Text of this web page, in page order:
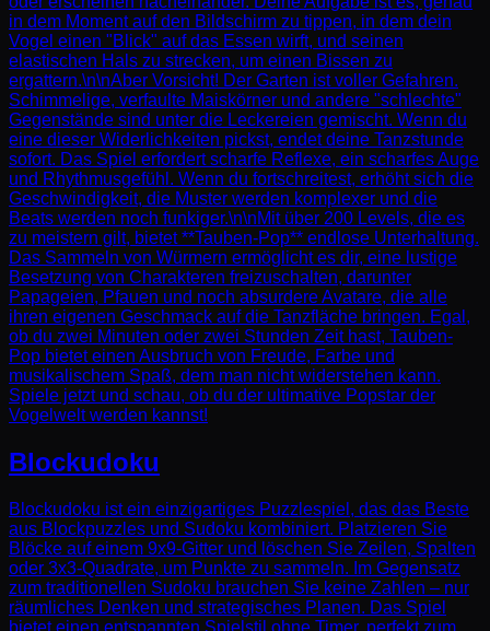
in dem Moment auf den Bildschirm zu tippen, in dem dein
Vogel einen "Blick" auf das Essen wirft, und seinen
elastischen Hals zu strecken, um einen Bissen zu
ergattern.\n\nAber Vorsicht! Der Garten ist voller Gefahren.
Schimmelige, verfaulte Maiskörner und andere "schlechte"
Gegenstände sind unter die Leckereien gemischt. Wenn du
eine dieser Widerlichkeiten pickst, endet deine Tanzstunde
sofort. Das Spiel erfordert scharfe Reflexe, ein scharfes Auge
und Rhythmusgefühl. Wenn du fortschreitest, erhöht sich die
Geschwindigkeit, die Muster werden komplexer und die
Beats werden noch funkiger.\n\nMit über 200 Levels, die es
zu meistern gilt, bietet **Tauben-Pop** endlose Unterhaltung.
Das Sammeln von Würmern ermöglicht es dir, eine lustige
Besetzung von Charakteren freizuschalten, darunter
Papageien, Pfauen und noch absurdere Avatare, die alle
ihren eigenen Geschmack auf die Tanzfläche bringen. Egal,
ob du zwei Minuten oder zwei Stunden Zeit hast, Tauben-
Pop bietet einen Ausbruch von Freude, Farbe und
musikalischem Spaß, dem man nicht widerstehen kann.
Spiele jetzt und schau, ob du der ultimative Popstar der
Vogelwelt werden kannst!
Blockudoku
Blockudoku ist ein einzigartiges Puzzlespiel, das das Beste
aus Blockpuzzles und Sudoku kombiniert. Platzieren Sie
Blöcke auf einem 9x9-Gitter und löschen Sie Zeilen, Spalten
oder 3x3-Quadrate, um Punkte zu sammeln. Im Gegensatz
zum traditionellen Sudoku brauchen Sie keine Zahlen – nur
räumliches Denken und strategisches Planen. Das Spiel